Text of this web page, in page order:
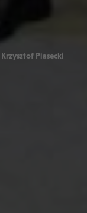
Krzysztof Piasecki